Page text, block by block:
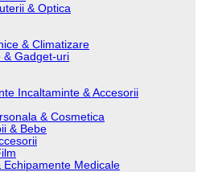
& Optica
& Climatizare
& Gadget-uri
Incaltaminte & Accesorii
& Cosmetica
& Bebe
Echipamente Medicale